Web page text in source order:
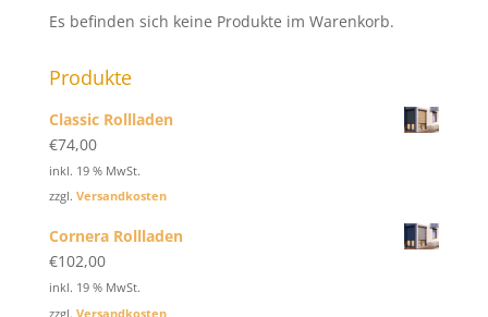
Es befinden sich keine Produkte im Warenkorb.
Produkte
Classic Rollladen
€74,00
inkl. 19 % MwSt.
zzgl. Versandkosten
Cornera Rollladen
€102,00
inkl. 19 % MwSt.
zzgl. Versandkosten